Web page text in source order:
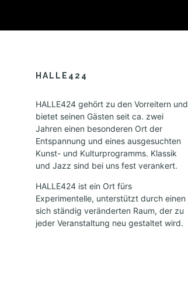
HALLE424
HALLE424 gehört zu den Vorreitern und
bietet seinen Gästen seit ca. zwei
Jahren einen besonderen Ort der
Entspannung und eines ausgesuchten
Kunst- und Kulturprogramms. Klassik
und Jazz sind bei uns fest verankert.
HALLE424 ist ein Ort fürs
Experimentelle, unterstützt durch einen
sich ständig veränderten Raum, der zu
jeder Veranstaltung neu gestaltet wird.